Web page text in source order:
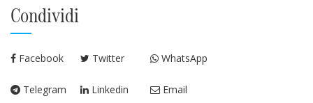
Condividi
Facebook Twitter WhatsApp
Telegram Linkedin Email